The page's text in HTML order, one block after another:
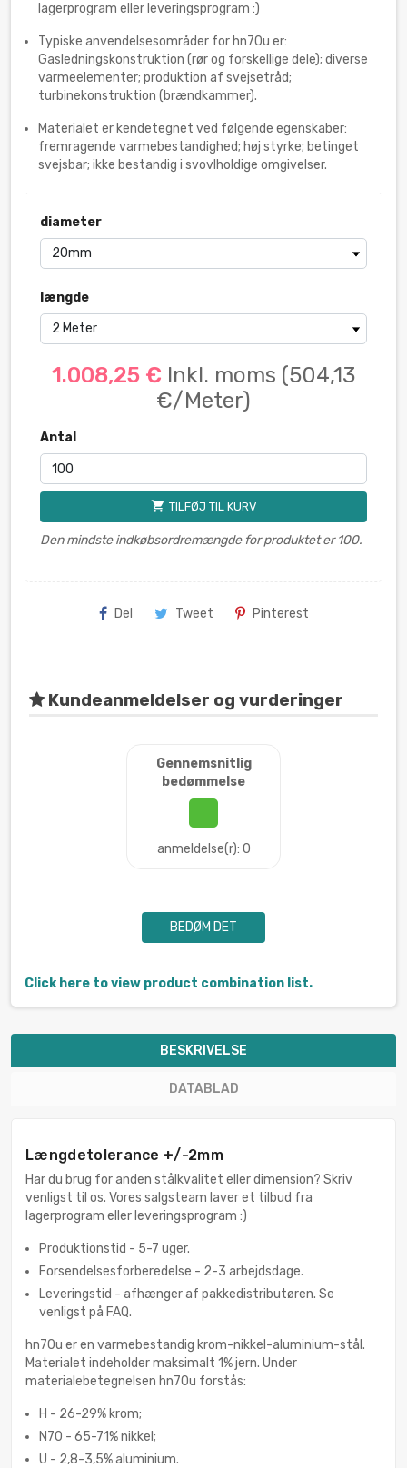
lagerprogram eller leveringsprogram :)
Typiske anvendelsesområder for hn70u er:
Gasledningskonstruktion (rør og forskellige dele); diverse
varmeelementer; produktion af svejsetråd;
turbinekonstruktion (brændkammer).
Materialet er kendetegnet ved følgende egenskaber:
fremragende varmebestandighed; høj styrke; betinget
svejsbar; ikke bestandig i svovlholdige omgivelser.
diameter
længde
1.008,25 € Inkl. moms (504,13
€/Meter)
Antal
shopping_cart TILFØJ TIL KURV
Den mindste indkøbsordremængde for produktet er 100.
Del Tweet Pinterest
Kundeanmeldelser og vurderinger
Gennemsnitlig
bedømmelse
anmeldelse(r): 0
BEDØM DET
Click here to view product combination list.
BESKRIVELSE
DATABLAD
Længdetolerance +/-2mm
Har du brug for anden stålkvalitet eller dimension? Skriv
venligst til os. Vores salgsteam laver et tilbud fra
lagerprogram eller leveringsprogram :)
Produktionstid - 5-7 uger.
Forsendelsesforberedelse - 2-3 arbejdsdage.
Leveringstid - afhænger af pakkedistributøren. Se
venligst på FAQ.
hn70u er en varmebestandig krom-nikkel-aluminium-stål.
Materialet indeholder maksimalt 1% jern. Under
materialebetegnelsen hn70u forstås:
H - 26-29% krom;
N70 - 65-71% nikkel;
U - 2,8-3,5% aluminium.